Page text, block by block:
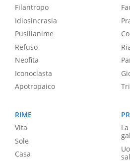
Filantropo
Idiosincrasia
Pusillanime
Refuso
Neofita
Iconoclasta
Apotropaico
RIME
Vita
Sole
Casa